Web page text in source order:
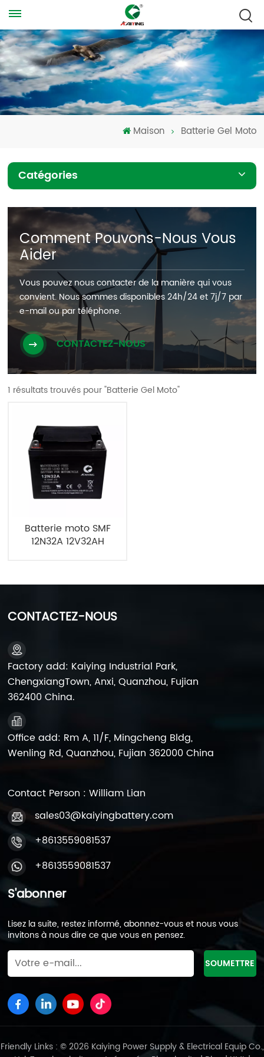
Maison Batterie Gel Moto
Catégories
Comment Pouvons-Nous Vous
Aider
Vous pouvez nous contacter de la manière qui vous
convient. Nous sommes disponibles 24h/24 et 7j/7 par
e-mail ou par téléphone.
CONTACTEZ-NOUS
1 résultats trouvés pour "Batterie Gel Moto"
Batterie moto SMF
12N32A 12V32AH
CONTACTEZ-NOUS
Factory add: Kaiying Industrial Park,
ChengxiangTown, Anxi, Quanzhou, Fujian
362400 China.
Office add: Rm A, 11/F, Mingcheng Bldg,
Wenling Rd, Quanzhou, Fujian 362000 China
Contact Person : William Lian
sales03@kaiyingbattery.com
+8613559081537
+8613559081537
S'abonner
Lisez la suite, restez informé, abonnez-vous et nous vous
invitons à nous dire ce que vous en pensez.
Friendly Links : © 2026 Kaiying Power Supply & Electrical Equip Co.,